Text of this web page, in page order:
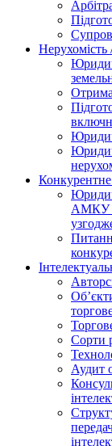
Нерухомість
АМКУ
Сорти
Аудит